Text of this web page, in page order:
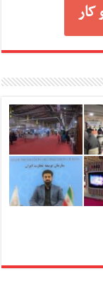
کار